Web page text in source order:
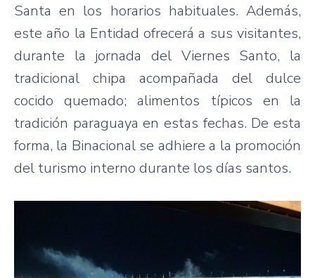
Santa en los horarios habituales. Además,
este año la Entidad ofrecerá a sus visitantes,
durante la jornada del Viernes Santo, la
tradicional chipa acompañada del dulce
cocido quemado; alimentos típicos en la
tradición paraguaya en estas fechas. De esta
forma, la Binacional se adhiere a la promoción
del turismo interno durante los días santos.